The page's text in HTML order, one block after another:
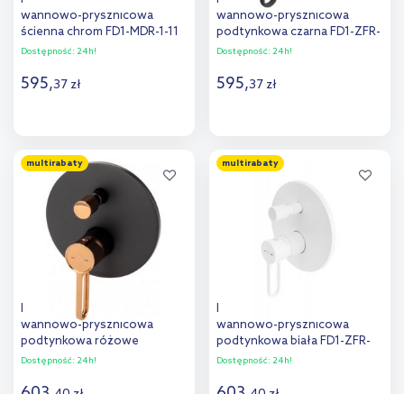
wannowo-prysznicowa
ścienna chrom FD1-MDR-1-11
Dostępność: 24h!
595,37 zł
Dodaj do
porównania
wannowo-prysznicowa
podtynkowa czarna FD1-ZFR-
7P-22
Dostępność: 24h!
595,37 zł
Dodaj do
porównania
multirabaty
FDesign Zaffiro bateria
wannowo-prysznicowa
podtynkowa różowe
złoto/czarny mat FD1-ZFR-
Dostępność: 24h!
multirabaty
FDesign Zaffiro bateria
wannowo-prysznicowa
podtynkowa biała FD1-ZFR-
7P-33
Dostępność: 24h!